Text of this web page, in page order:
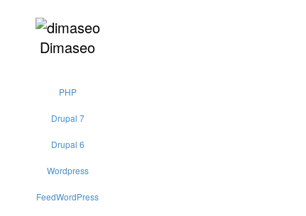
Dimaseo
PHP
Drupal 7
Drupal 6
Wordpress
FeedWordPress